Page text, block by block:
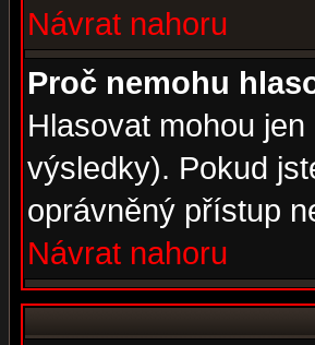
Návrat nahoru
Proč nemohu
Hlasovat mohou
výsledky). Pokud
oprávněný přístup
Návrat nahoru